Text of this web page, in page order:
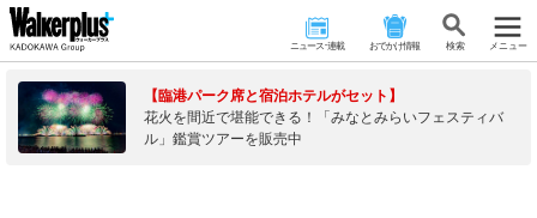
ニュース･連載 おでかけ情報 検 索 メニュー
【臨港パーク席と宿泊ホテルがセット】
花火を間近で堪能できる！「みなとみらいフェスティバ
ル」鑑賞ツアーを販売中